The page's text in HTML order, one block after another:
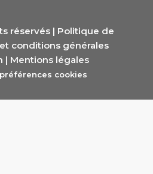
réservés | Politique de
conditions générales
| Mentions légales
cookies